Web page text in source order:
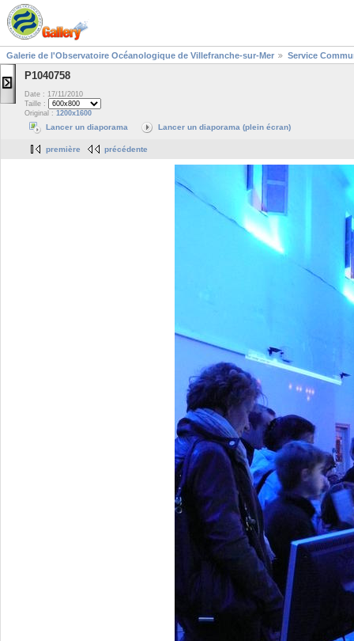
Galerie de l'Observatoire Océanologique de Villefranche-sur-Mer Service
P1040758
Date : 17/11/2010
Taille :
Original : 1200x1600
Lancer un diaporama Lancer un diaporama (plein écran)
première précédente